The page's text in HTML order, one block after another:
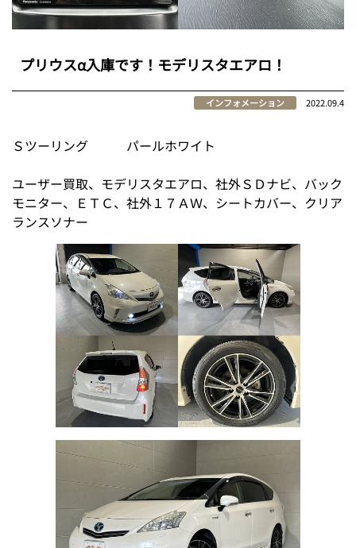
プリウスα入庫です！モデリスタエアロ！
インフォメーション 2022.09.4
Ｓツーリング パールホワイト
ユーザー買取、モデリスタエアロ、社外ＳＤナビ、バック
モニター、ＥＴＣ、社外１７ＡＷ、シートカバー、クリア
ランスソナー